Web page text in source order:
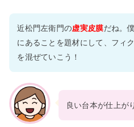
近松門左衛門の虚実皮膜だね。
にあることを題材にして、フィ
を混ぜていこう！
良い台本が仕上が